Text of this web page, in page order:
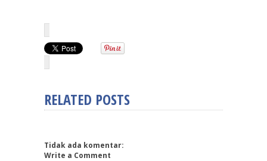
RELATED POSTS
Tidak ada komentar:
Write a Comment